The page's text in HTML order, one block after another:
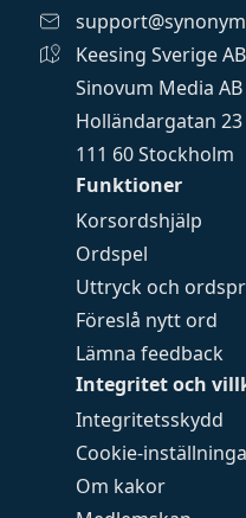
Funktioner
Korsordshjälp
Ordspel
Uttryck och
Föreslå nytt ord
Lämna feedback
Integritet och
Integritetsskydd
Cookie-
Om kakor
Keesing Sverige
Sinovum Media
Holländargatan 23
111 60 Stockholm